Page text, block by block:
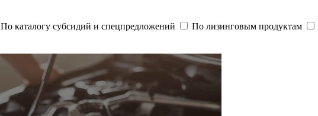
По каталогу субсидий и спецпредложений По лизинговым продуктам